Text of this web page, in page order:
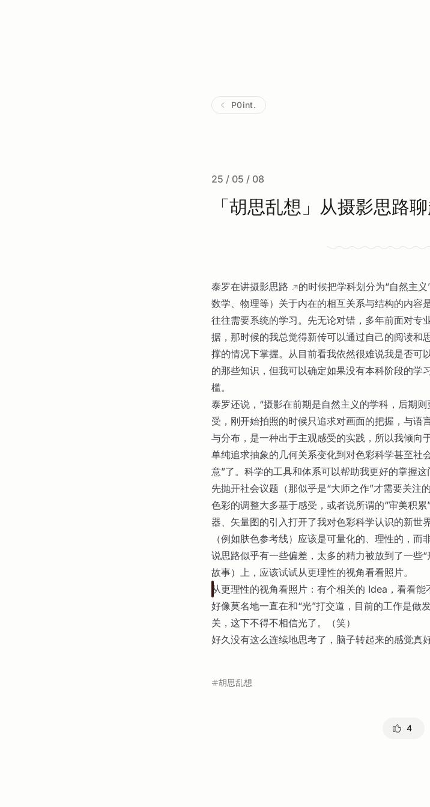
P0int.
25 / 05 / 08
「胡思乱想」从摄影思路
泰罗在讲摄影思路
的时候把学科划分为“自然主
数学、物理等）关于内在的相互关系与结构的内容
往往需要系统的学习。先无论对错，多年前面对专
据，那时候的我总觉得新传可以通过自己的阅读和
撑的情况下掌握。从目前看我依然很难说我是否可
的那些知识，但我可以确定如果没有本科阶段的学
槛。
泰罗还说，“摄影在前期是自然主义的学科，后期
受，刚开始拍照的时候只追求对画面的把握，与语
与分布，是一种出于主观感受的实践，所以我倾向
单纯追求抽象的几何关系变化到对色彩科学甚至社
意”了。科学的工具和体系可以帮助我更好的掌握这
先抛开社会议题（那似乎是“大师之作”才需要关注
色彩的调整大多基于感受，或者说所谓的“审美积
器、矢量图的引入打开了我对色彩科学认识的新世
（例如肤色参考线）应该是可量化的、理性的，
说思路似乎有一些偏差，太多的精力被放到了一些
故事）上，应该试试从更理性的视角看看照片。
从更理性的视角看照片：有个相关的 Idea，看看能
好像莫名地一直在和“光”打交道，目前的工作是做
关，这下不得不相信光了。（笑）
好久没有这么连续地思考了，脑子转起来的感觉真好
胡思乱想
4